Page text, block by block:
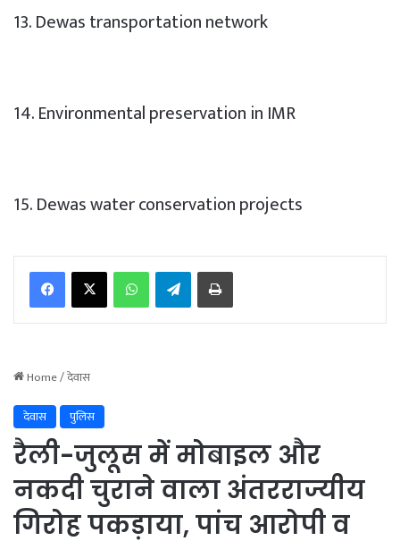
13. Dewas transportation network
14. Environmental preservation in IMR
15. Dewas water conservation projects
WhatsAppTelegramPrint